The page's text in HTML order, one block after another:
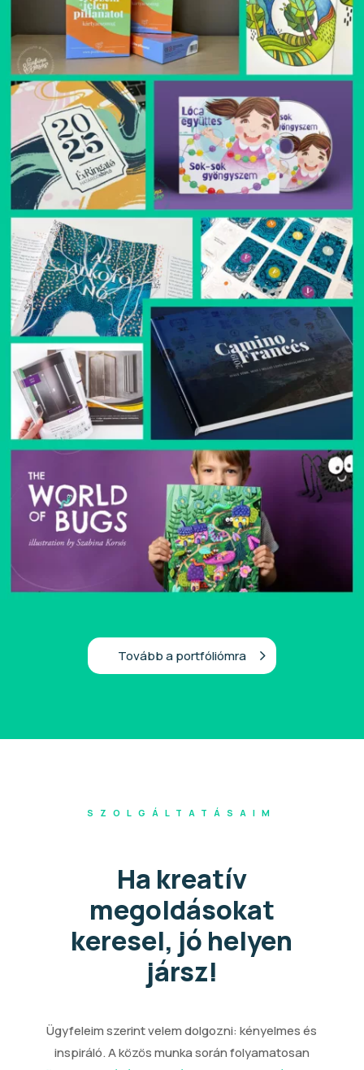
Tovább a portfóliómra
SZOLGÁLTATÁSAIM
Ha kreatív
megoldásokat
keresel, jó helyen
jársz!
Ügyfeleim szerint velem dolgozni: kényelmes és
inspiráló. A közös munka során folyamatosan